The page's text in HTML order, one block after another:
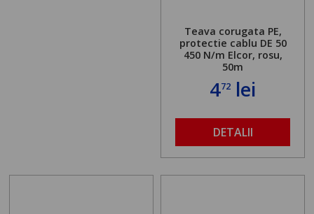
Teava corugata PE,
protectie cablu DE 50
450 N/m Elcor, rosu,
50m
472 lei
DETALII